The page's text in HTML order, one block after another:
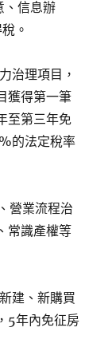
、信息辦
。
治理項目，
獲得第一筆
至第三年免
的法定稅率
營業流程治
常識產權等
建、新購買
5年內免征房